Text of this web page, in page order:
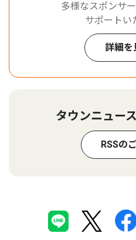
多様なスポンサ
サポートい
詳細を
タウンニュー
RSSの